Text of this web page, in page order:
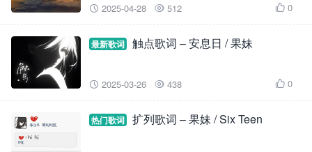
 2025-04-28  512  0
最新歌词 触点歌词 – 安息日 / 果妹
 2025-03-26  438  0
热门歌词 扩列歌词 – 果妹 / Six Teen